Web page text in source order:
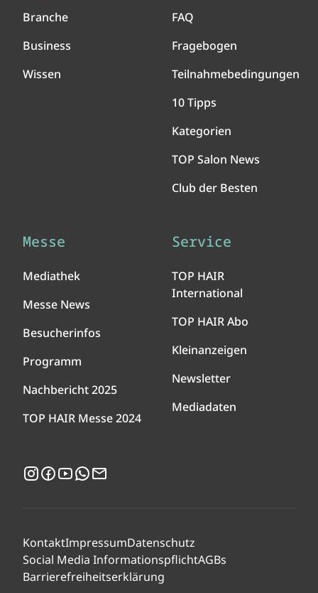
Branche
Business
Wissen
FAQ
Fragebogen
Teilnahmebedingungen
10 Tipps
Kategorien
TOP Salon News
Club der Besten
Messe
Mediathek
Messe News
Besucherinfos
Programm
Nachbericht 2025
TOP HAIR Messe 2024
Service
TOP HAIR
International
TOP HAIR Abo
Kleinanzeigen
Newsletter
Mediadaten
Instagram
Facebook
YouTubeWhatsApp
KontaktImpressumDatenschutz
Social Media InformationspflichtAGBs
Barrierefreiheitserklärung